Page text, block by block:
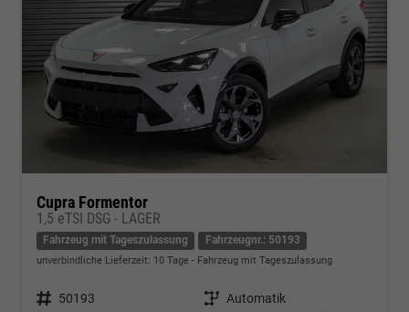
Cupra Formentor
1,5 eTSI DSG - LAGER
Fahrzeug mit Tageszulassung Fahrzeugnr.: 50193
unverbindliche Lieferzeit: 10 Tage Fahrzeug mit Tageszulassung
Fahrzeugnr. 50193 Getriebe Automatik